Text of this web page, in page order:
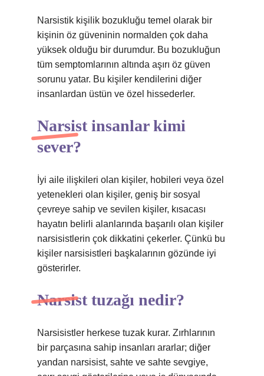
Narsistik kişilik bozukluğu temel olarak bir
kişinin öz güveninin normalden çok daha
yüksek olduğu bir durumdur. Bu bozukluğun
tüm semptomlarının altında aşırı öz güven
sorunu yatar. Bu kişiler kendilerini diğer
insanlardan üstün ve özel hissederler.
Narsist insanlar kimi
sever?
İyi aile ilişkileri olan kişiler, hobileri veya özel
yetenekleri olan kişiler, geniş bir sosyal
çevreye sahip ve sevilen kişiler, kısacası
hayatın belirli alanlarında başarılı olan kişiler
narsisistlerin çok dikkatini çekerler. Çünkü bu
kişiler narsisistleri başkalarının gözünde iyi
gösterirler.
Narsist tuzağı nedir?
Narsisistler herkese tuzak kurar. Zırhlarının
bir parçasına sahip insanları ararlar; diğer
yandan narsisist, sahte ve sahte sevgiye,